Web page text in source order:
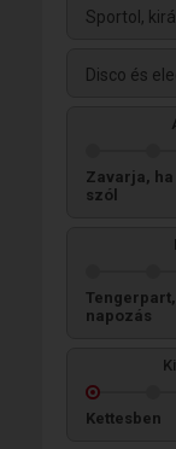
Sportol,
Disco és
Zavarja, ha
szól
Tengerpart,
napozás
Kettesben